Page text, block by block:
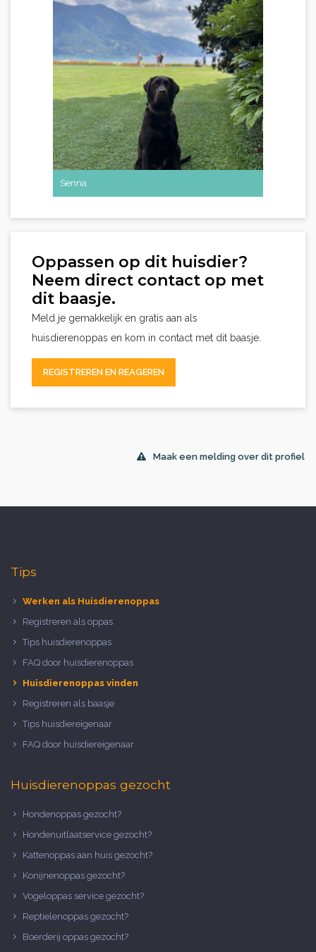
Senna
Oppassen op dit huisdier?
Neem direct contact op met
dit baasje.
Meld je gemakkelijk en gratis aan als
huisdierenoppas en kom in contact met dit baasje.
REGISTREREN EN REAGEREN
Maak een melding over dit profiel
Tips
Werken als Huisdierenoppas
Registreren als oppas
Tips huisdierenoppas
FAQ door huisdierenoppas
Huisdierenoppas vinden
Registreren als baasje
Tips huisdiereigenaar
FAQ door huisdiereigenaar
Huisdierenoppas gezocht
Hondenoppas gezocht?
Hondenuitlaatservice gezocht?
Kattenoppas aan huis gezocht?
Konijnenoppas gezocht?
Vogeloppas service gezocht?
Reptielenoppas gezocht?
Boerderij oppas gezocht?